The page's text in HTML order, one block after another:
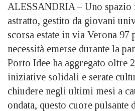
ALESSANDRIA – Uno spazio
astratto, gestito da giovani
scorsa estate in via Verona
necessità emerse durante la
Porto Idee ha aggregato oltre
iniziative solidali e serate
chiudere negli ultimi mesi a
ondata, questo cuore pulsante